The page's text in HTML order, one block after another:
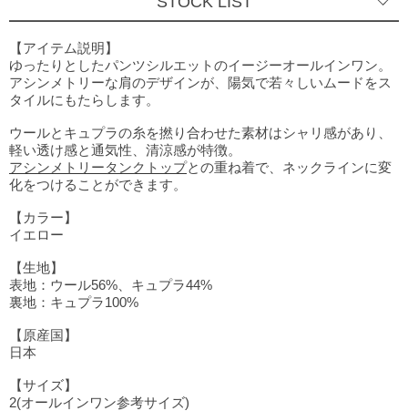
イエロー
2 ○ BUY
1 ○ BUY
ブラック
2 ○ BUY
【アイテム説明】
ゆったりとしたパンツシルエットのイージーオールインワン。
アシンメトリーな肩のデザインが、陽気で若々しいムードをス
タイルにもたらします。
ウールとキュプラの糸を撚り合わせた素材はシャリ感があり、
軽い透け感と通気性、清涼感が特徴。
アシンメトリータンクトップとの重ね着で、ネックラインに変
化をつけることができます。
【カラー】
イエロー
【生地】
表地：ウール56%、キュプラ44%
裏地：キュプラ100%
【原産国】
日本
【サイズ】
2(オールインワン参考サイズ)